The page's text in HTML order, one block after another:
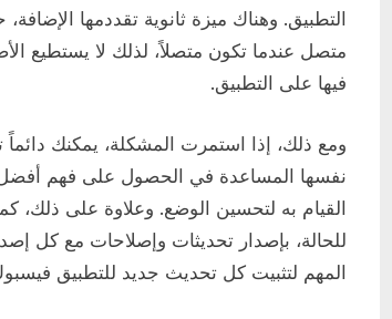
التطبيق. وهناك ميزة ثانوية تقددمها
متصل عندما تكون متصلاً، لذلك لا يستطيع
فيها على التطبيق.
ومع ذلك، إذا استمرت المشكلة، يمكنك
نفسها المساعدة في الحصول على فهم
القيام به لتحسين الوضع. وعلاوة على ذلك،
للحالة، بإصدار تحديثات وإصلاحات مع كل
المهم لتثبيت كل تحديث جديد للتطبيق